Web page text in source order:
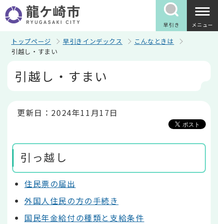
の
ペ
早引き メニュー
トップページ 早引きインデックス
こんなときは
引越し・すまい
引越し・すまい
更新日：2024年11月17日
引っ越し
住民票の届出
外国人住民の方の手続き
国民年金給付の種類と支給条件